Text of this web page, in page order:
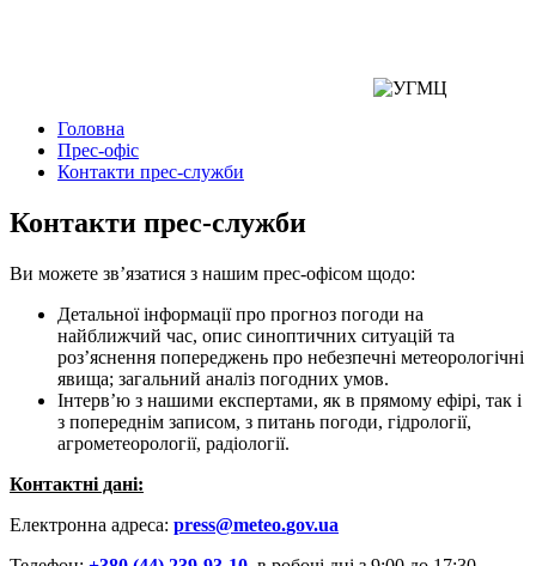
Головна
Прес-офіс
Контакти прес-служби
Контакти прес-служби
Ви можете зв’язатися з нашим прес-офісом щодо:
Детальної інформації про прогноз погоди на
найближчий час, опис синоптичних ситуацій та
роз’яснення попереджень про небезпечні метеорологічні
явища; загальний аналіз погодних умов.
Інтерв’ю з нашими експертами, як в прямому ефірі, так і
з попереднім записом, з питань погоди, гідрології,
агрометеорології, радіології.
Контактні дані:
Електронна адреса: press@meteo.gov.ua